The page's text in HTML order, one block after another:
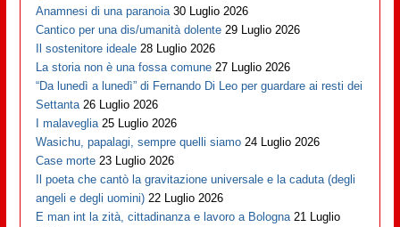
Anamnesi di una paranoia 30 Luglio 2026
Cantico per una dis/umanità dolente 29 Luglio 2026
Il sostenitore ideale 28 Luglio 2026
La storia non è una fossa comune 27 Luglio 2026
“Da lunedì a lunedì” di Fernando Di Leo per guardare ai resti dei
Settanta 26 Luglio 2026
I malaveglia 25 Luglio 2026
Wasichu, papalagi, sempre quelli siamo 24 Luglio 2026
Case morte 23 Luglio 2026
Il poeta che cantò la gravitazione universale e la caduta (degli
angeli e degli uomini) 22 Luglio 2026
E man int la zità, cittadinanza e lavoro a Bologna 21 Luglio